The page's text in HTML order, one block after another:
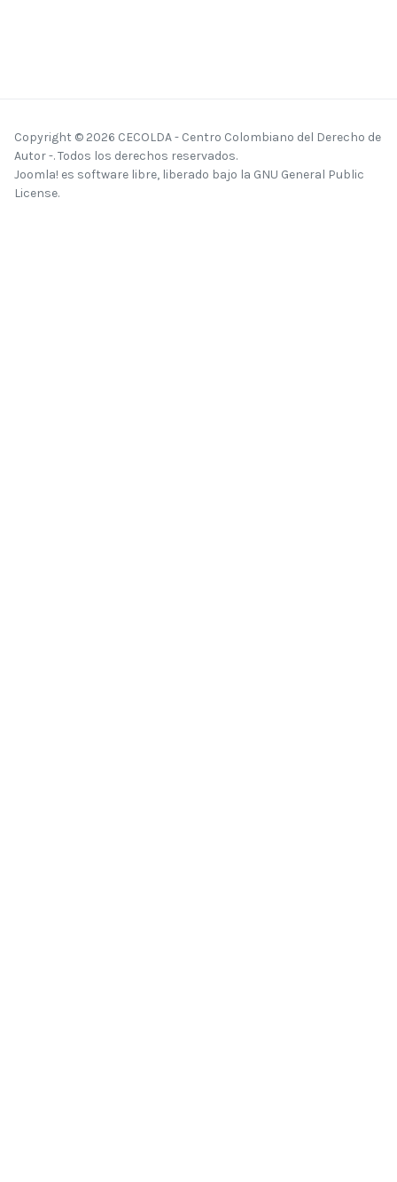
Copyright © 2026 CECOLDA - Centro Colombiano del Derecho de
Autor -. Todos los derechos reservados.
Joomla! es software libre, liberado bajo la GNU General Public
License.